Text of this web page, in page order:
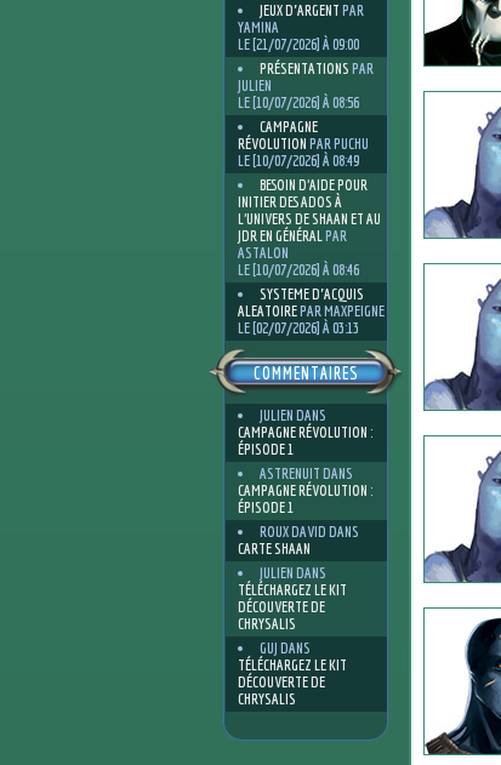
JEUX D'ARGENT PAR
YAMINA
LE [21/07/2026] À 09:00
PRÉSENTATIONS PAR
JULIEN
LE [10/07/2026] À 08:56
CAMPAGNE
RÉVOLUTION PAR PUCHU
LE [10/07/2026] À 08:49
BESOIN D’AIDE POUR
INITIER DES ADOS À
L’UNIVERS DE SHAAN ET AU
JDR EN GÉNÉRALPAR
ASTALON
LE [10/07/2026] À 08:46
SYSTEME D'ACQUIS
ALEATOIREPAR MAXPEIGNE
LE [02/07/2026] À 03:13
COMMENTAIRES
JULIEN DANS
CAMPAGNE RÉVOLUTION :
ÉPISODE 1
ASTRENUIT DANS
CAMPAGNE RÉVOLUTION :
ÉPISODE 1
ROUX DAVID DANS
CARTE SHAAN
JULIEN DANS
TÉLÉCHARGEZ LE KIT
DÉCOUVERTE DE
CHRYSALIS
GUJ DANS
TÉLÉCHARGEZ LE KIT
DÉCOUVERTE DE
CHRYSALIS